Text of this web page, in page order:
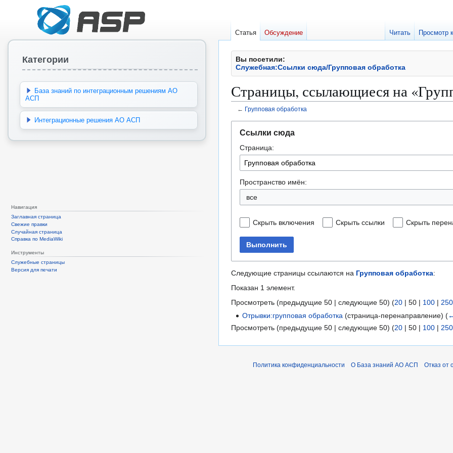
Вы посетили:
Служебная:Ссылки сюда/Групповая обработка
Страницы, ссылающиеся на
← Групповая обработка
навигации
поиску
Ссылки сюда
Страница:
Пространство имён:
все
Скрыть включения Скрыть ссылки Скрыть
Выполнить
Следующие страницы ссылаются на Групповая обработка:
Показан 1 элемент.
Просмотреть (предыдущие 50 | следующие 50) (20 | 50 | 100 | 250
Отрывки:групповая обработка (страница-перенаправление)(
Просмотреть (предыдущие 50 | следующие 50) (20 | 50 | 100 | 250
Статья Обсуждение Читать Просмотр
Категории
База знаний по интеграционным решениям АО
АСП
Интеграционные решения АО АСП
Навигация
Заглавная страница
Свежие правки
Случайная страница
Справка по MediaWiki
Инструменты
Служебные страницы
Версия для печати
Политика конфиденциальности О База знаний АО АСП Отказ от